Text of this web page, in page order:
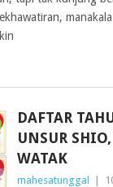
DAFTAR
UNSUR
WATAK
mahesatunggal |